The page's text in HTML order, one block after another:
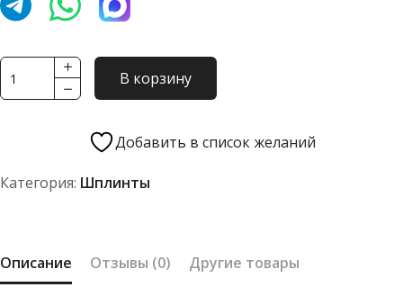
Количество
товара
Form
d
4,5
В корзину
Добавить в список желаний
Категория: Шплинты
Описание Отзывы (0) Другие товары